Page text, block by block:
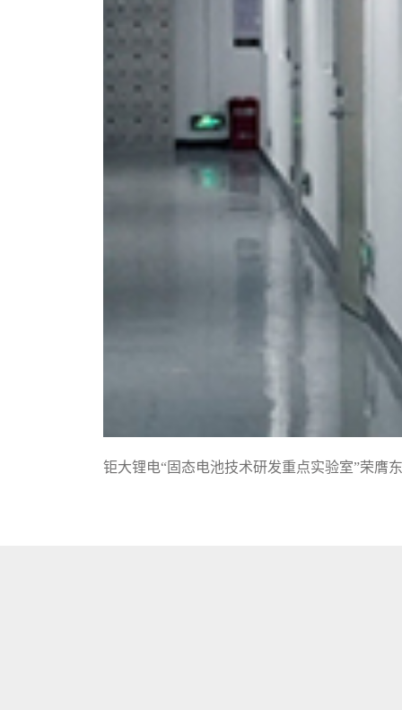
钜大锂电“固态电池技术研发重点实验室”荣膺